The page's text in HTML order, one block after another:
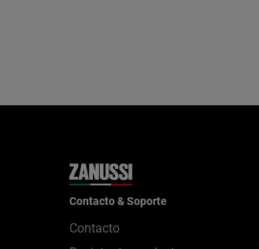
Contacto & Soporte
Contacto